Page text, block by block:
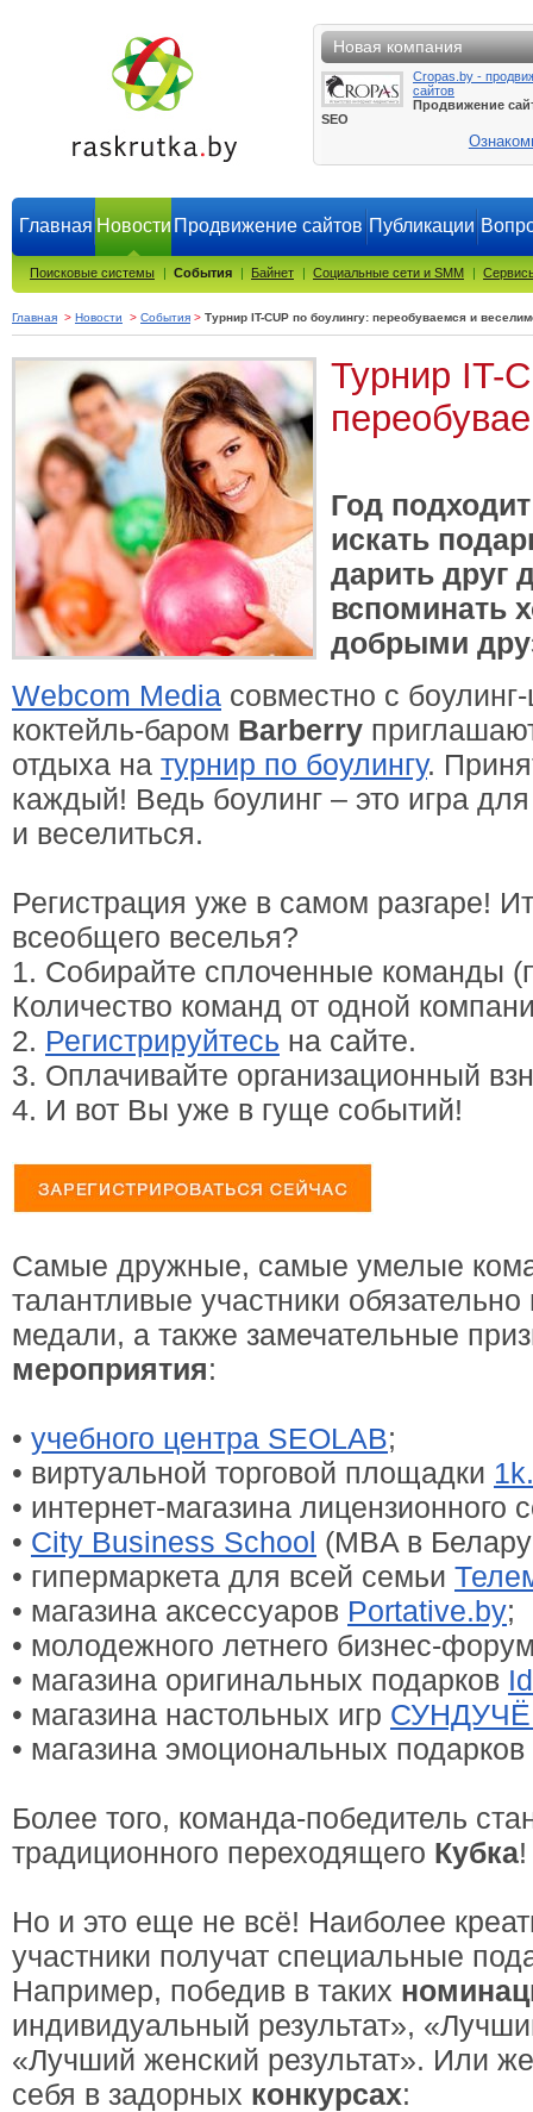
Новая компания
Cropas.by -
сайтов
Продвижение
SEO
Главная Новости Продвижение сайтов Публикации
Поисковые системы | События | Байнет | Социальные сети и SMM |
Главная > Новости > События > Турнир IT-CUP по боулингу: переобуваемся и
Турнир IT-
Год
искать
дарить друг
вспоминать
добрыми
Webcom Media совместно с
коктейль-баром Barberry
отдыха на турнир по боулингу.
каждый! Ведь боулинг – это игра
и веселиться.
Регистрация уже в самом разгаре!
всеобщего веселья?
1. Собирайте сплоченные команды
Количество команд от одной
2. Регистрируйтесь на сайте.
3. Оплачивайте организационный
4. И вот Вы уже в гуще событий!
Самые дружные, самые умелые
талантливые участники
медали, а также замечательные
мероприятия:
• учебного центра SEOLAB;
• виртуальной торговой площадки
• интернет-магазина лицензионного
• City Business School (MBA в
• гипермаркета для всей семьи
• магазина аксессуаров Portative.by;
• молодежного летнего бизнес-
• магазина оригинальных подарков
• магазина настольных игр
• магазина эмоциональных подарков
Более того, команда-победитель
традиционного переходящего Кубка!
Но и это еще не всё! Наиболее
участники получат специальные
Например, победив в таких
индивидуальный результат»,
«Лучший женский результат». Или
себя в задорных конкурсах: